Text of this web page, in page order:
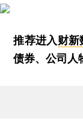
推荐进入财新
债券、公司人